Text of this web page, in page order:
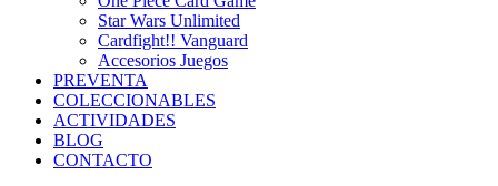
Star Wars Unlimited
Cardfight!! Vanguard
Accesorios Juegos
PREVENTA
COLECCIONABLES
ACTIVIDADES
BLOG
CONTACTO